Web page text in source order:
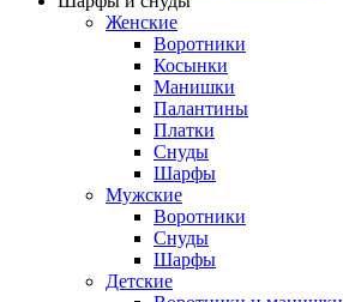
Женские
Воротники
Косынки
Манишки
Палантины
Платки
Снуды
Шарфы
Мужские
Воротники
Снуды
Шарфы
Детские